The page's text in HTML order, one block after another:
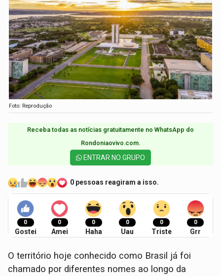
Foto: Reprodução
Receba todas as notícias gratuitamente no WhatsApp do
Rondoniaovivo.com.​
ENTRAR NO GRUPO
0 pessoas reagiram a isso.
0
Gostei
0
Amei
0
Haha
0
Uau
0
Triste
0
Grr
O território hoje conhecido como Brasil já foi
chamado por diferentes nomes ao longo da